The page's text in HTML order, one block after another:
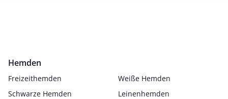
Hemden
Freizeithemden
Weiße Hemden
Schwarze Hemden
Leinenhemden